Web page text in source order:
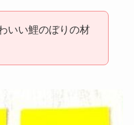
いい鯉のぼりの材